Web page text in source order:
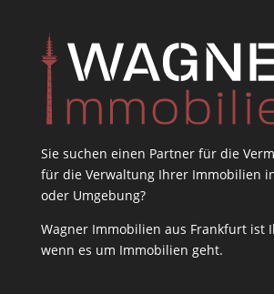
Sie suchen einen Partner für die
für die Verwaltung Ihrer Immobilien
oder Umgebung?
Wagner Immobilien aus Frankfurt ist
wenn es um Immobilien geht.